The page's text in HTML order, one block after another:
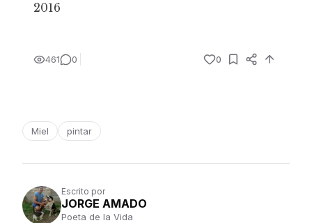
2016
461 0 0
Miel pintar
Escrito por
JORGE AMADO
Poeta de la Vida